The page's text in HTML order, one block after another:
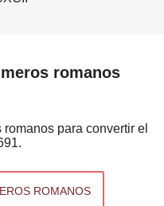
romanos
para convertir el
ROMANOS